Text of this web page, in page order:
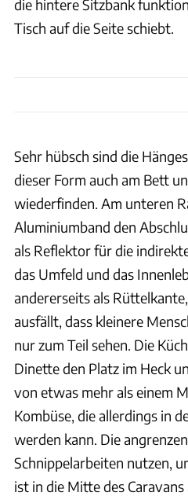
die hintere Sitzbank
Tisch auf die Seite schiebt.
Sehr hübsch sind die
dieser Form auch am Bett
wiederfinden. Am unteren
Aluminiumband den
als Reflektor für die
das Umfeld und das
andererseits als
ausfällt, dass kleinere
nur zum Teil sehen. Die
Dinette den Platz im Heck
von etwas mehr als einem
Kombüse, die allerdings in
werden kann. Die
Schnippelarbeiten nutzen,
ist in die Mitte des